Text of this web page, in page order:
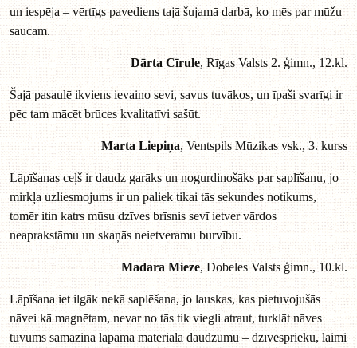
un iespēja – vērtīgs pavediens tajā šujamā darbā, ko mēs par mūžu
saucam.
Dārta Cīrule, Rīgas Valsts 2. ģimn., 12.kl.
Šajā pasaulē ikviens ievaino sevi, savus tuvākos, un īpaši svarīgi ir
pēc tam mācēt brūces kvalitatīvi sašūt.
Marta Liepiņa, Ventspils Mūzikas vsk., 3. kurss
Lāpīšanas ceļš ir daudz garāks un nogurdinošāks par saplīšanu, jo
mirkļa uzliesmojums ir un paliek tikai tās sekundes notikums,
tomēr itin katrs mūsu dzīves brīsnis sevī ietver vārdos
neaprakstāmu un skaņās neietveramu burvību.
Madara Mieze, Dobeles Valsts ģimn., 10.kl.
Lāpīšana iet ilgāk nekā saplēšana, jo lauskas, kas pietuvojušās
nāvei kā magnētam, nevar no tās tik viegli atraut, turklāt nāves
tuvums samazina lāpāmā materiāla daudzumu – dzīvesprieku, laimi